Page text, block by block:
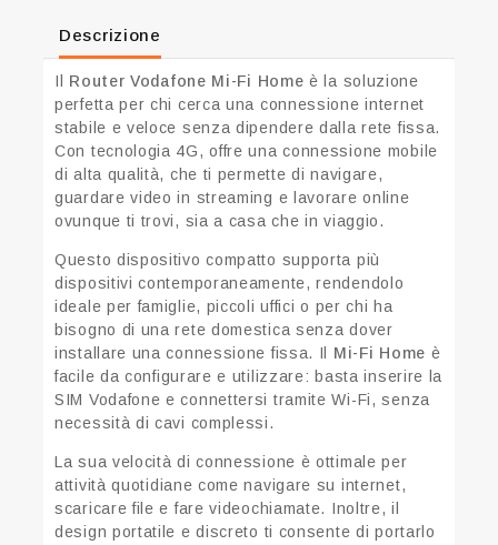
Descrizione
Il Router Vodafone Mi-Fi Home è la soluzione
perfetta per chi cerca una connessione internet
stabile e veloce senza dipendere dalla rete fissa.
Con tecnologia 4G, offre una connessione mobile
di alta qualità, che ti permette di navigare,
guardare video in streaming e lavorare online
ovunque ti trovi, sia a casa che in viaggio.
Questo dispositivo compatto supporta più
dispositivi contemporaneamente, rendendolo
ideale per famiglie, piccoli uffici o per chi ha
bisogno di una rete domestica senza dover
installare una connessione fissa. Il Mi-Fi Home è
facile da configurare e utilizzare: basta inserire la
SIM Vodafone e connettersi tramite Wi-Fi, senza
necessità di cavi complessi.
La sua velocità di connessione è ottimale per
attività quotidiane come navigare su internet,
scaricare file e fare videochiamate. Inoltre, il
design portatile e discreto ti consente di portarlo